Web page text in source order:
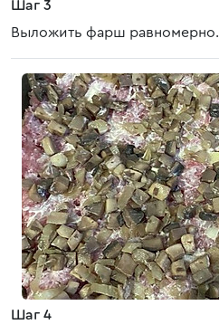
Шаг 3
Выложить фарш равномерно.
Шаг 4